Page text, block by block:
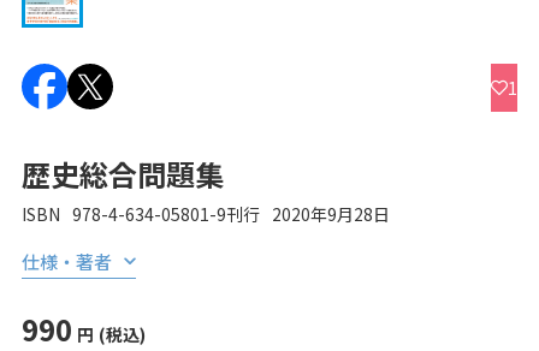
1
歴史総合問題集
ISBN 978-4-634-05801-9刊行 2020年9月28日
仕様・著者
990 円 (税込)